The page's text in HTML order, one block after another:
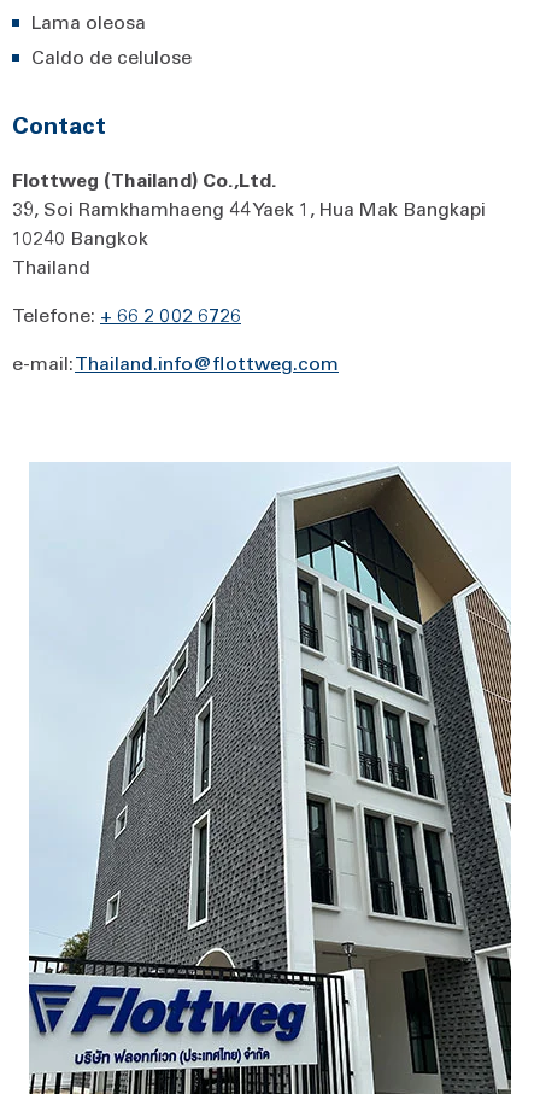
Lama oleosa
Caldo de celulose
Contact
Flottweg (Thailand) Co.,Ltd.
39, Soi Ramkhamhaeng 44 Yaek 1, Hua Mak Bangkapi
10240 Bangkok
Thailand
Telefone: + 66 2 002 6726
e-mail:Thailand.info@flottweg.com